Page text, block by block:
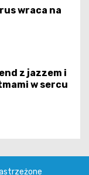
wraca na
z jazzem i
w sercu